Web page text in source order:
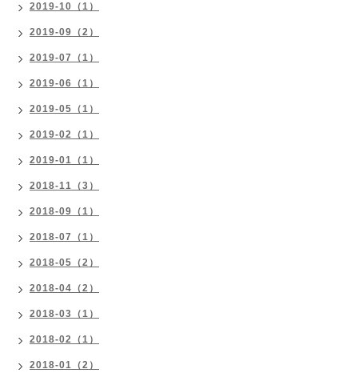
2019-10（1）
2019-09（2）
2019-07（1）
2019-06（1）
2019-05（1）
2019-02（1）
2019-01（1）
2018-11（3）
2018-09（1）
2018-07（1）
2018-05（2）
2018-04（2）
2018-03（1）
2018-02（1）
2018-01（2）